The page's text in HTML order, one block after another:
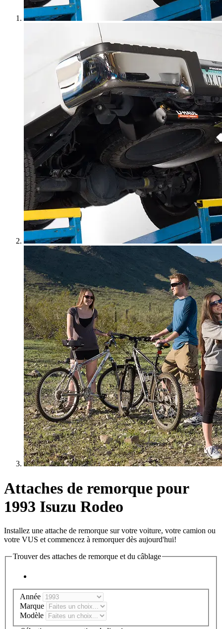
Attaches de remorque pour
1993 Isuzu Rodeo
Installez une attache de remorque sur votre voiture, votre camion ou
votre VUS et commencez à remorquer dès aujourd'hui!
Trouver des attaches de remorque et du câblage
Année
Marque
Modèle